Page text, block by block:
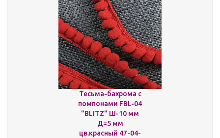
Тесьма-бахрома с
помпонами FBL-04
"BLITZ" Ш-10 мм
Д=5 мм
цв.красный 47-04-